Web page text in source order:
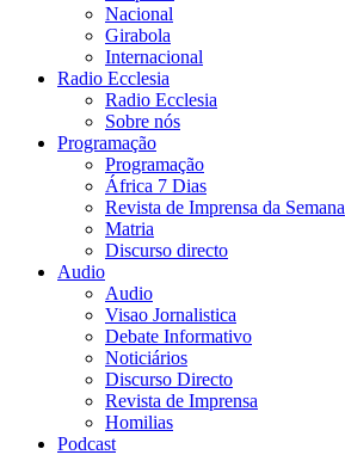
Nacional
Girabola
Internacional
Radio Ecclesia
Radio Ecclesia
Sobre nós
Programação
Programação
África 7 Dias
Revista de Imprensa da Semana
Matria
Discurso directo
Audio
Audio
Visao Jornalistica
Debate Informativo
Noticiários
Discurso Directo
Revista de Imprensa
Homilias
Podcast